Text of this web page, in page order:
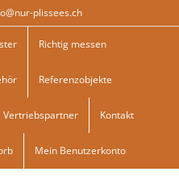
plissees.ch
Richtig messen
Referenzobjekte
Vertriebspartner Kontakt
Mein Benutzerkonto